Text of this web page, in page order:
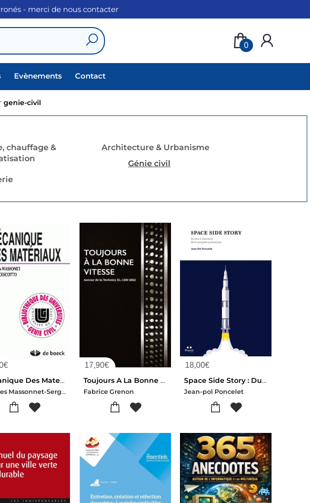
- merci de nous contacter
0
Evènements Contact
genie-civil
chauffage &
Architecture & Urbanisme
Génie civil
€
Mecanique Des Materiaux
Charles Massonnet-Serge Cescotto
17,90€
Toujours A La Bonne Vitesse : Autour De La Technics Sl-1200 Mk2
Fabrice Grenon
18,00€
Space Side Story : Du Reve A L'aventure ; De La Conquete Au Business
Jean-pol Poncelet